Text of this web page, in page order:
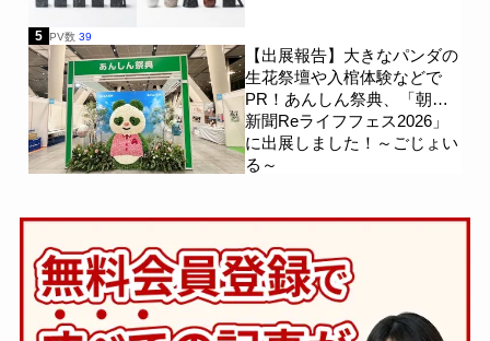
5 PV数 39
【出展報告】大きなパンダの
生花祭壇や入棺体験などで
PR！あんしん祭典、「朝日
新聞Reライフフェス2026」
に出展しました！～ごじょい
る～